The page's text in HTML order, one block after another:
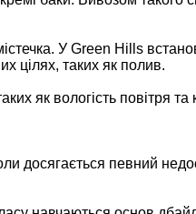
У Green Hills
цілях, таких як полив.
як вологість повітря
досягається певний